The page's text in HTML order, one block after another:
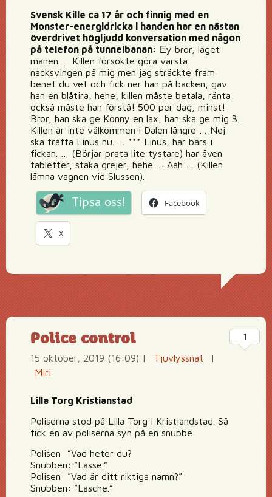
Svensk Kille ca 17 år och finnig med en
Monster-energidricka i handen har en nästan
överdrivet högljudd konversation med någon
på telefon på tunnelbanan: Еy bror, läget
manen … Killen försökte göra värsta
nacksvingen på mig men jag sträckte fram
benet du vet och fick ner han på backen, gav
han en blåtira, hehe, killen måste betala, ränta
också måste han förstå! 500 per dag, minst!
Bror, han ska ge Konny en lax, han ska ge mig 3.
Killen är inte välkommen i Dalen längre … Nej
ska träffa Linus nu. … *** Linus, har bärs i
fickan. … (Börjar prata lite tystare) har även
tabletter, staka grejer, hehe … Aah … (Killen
lämna vagnen vid Slussen).
Tipsa oss! Facebook
X
Police control
15 oktober, 2019 (16:09) | Tjuvlyssnat
|
Miri
Lilla Torg Kristianstad
Poliserna stod på Lilla Torg i Kristiandstad. Så
fick en av poliserna syn på en snubbe.
Polisen: ”Vad heter du?
Snubben: ”Lasse.”
Polisen: ”Vad är ditt riktiga namn?”
Snubben: ”Lasche.”
1